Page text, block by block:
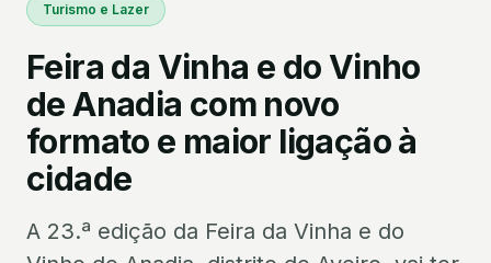
Turismo e Lazer
Feira da Vinha e do Vinho
de Anadia com novo
formato e maior ligação à
cidade
A 23.ª edição da Feira da Vinha e do